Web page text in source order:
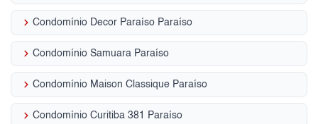
keyboard_arrow_right Condomínio Decor Paraíso Paraíso
keyboard_arrow_right Condomínio Samuara Paraíso
keyboard_arrow_right Condomínio Maison Classique Paraíso
keyboard_arrow_right Condomínio Curitiba 381 Paraíso